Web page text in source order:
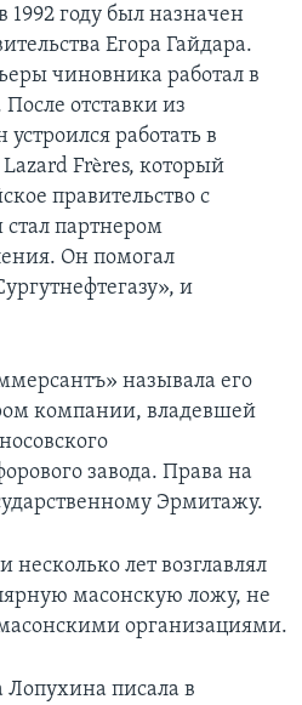
году был назначен
Егора Гайдара.
чиновника работал в
отставки из
работать в
Frères, который
правительство с
партнером
Он помогал
и
называла его
компании, владевшей
завода. Права на
Эрмитажу.
лет возглавлял
масонскую ложу, не
организациями.
писала в